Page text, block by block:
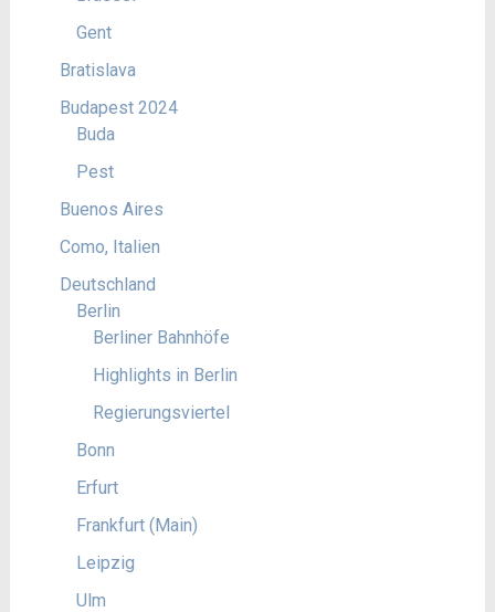
Gent
Bratislava
Budapest 2024
Buda
Pest
Buenos Aires
Como, Italien
Deutschland
Berlin
Berliner Bahnhöfe
Highlights in Berlin
Regierungsviertel
Bonn
Erfurt
Frankfurt (Main)
Leipzig
Ulm